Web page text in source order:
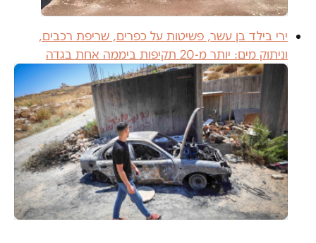
ירי בילד בן עשר, פשיטות על כפרים, שריפת רכבים,
וניתוק מים: יותר מ-20 תקיפות ביממה אחת בגדה